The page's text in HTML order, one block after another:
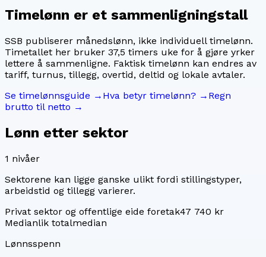
Timelønn er et sammenligningstall
SSB publiserer månedslønn, ikke individuell timelønn.
Timetallet her bruker 37,5 timers uke for å gjøre yrker
lettere å sammenligne. Faktisk timelønn kan endres av
tariff, turnus, tillegg, overtid, deltid og lokale avtaler.
Se timelønnsguide → Hva betyr timelønn? → Regn
brutto til netto →
Lønn etter sektor
1 nivåer
Sektorene kan ligge ganske ulikt fordi stillingstyper,
arbeidstid og tillegg varierer.
Privat sektor og offentlige eide foretak47 740 kr
Medianlik totalmedian
Lønnsspenn